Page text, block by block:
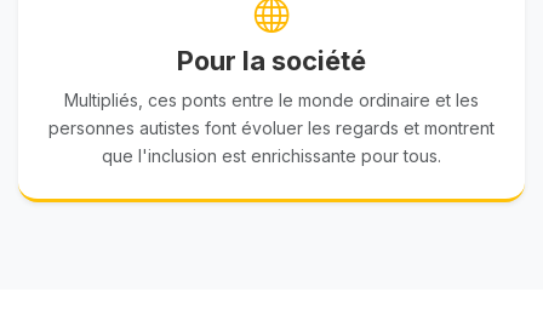
Pour la société
Multipliés, ces ponts entre le monde ordinaire et les
personnes autistes font évoluer les regards et montrent
que l'inclusion est enrichissante pour tous.